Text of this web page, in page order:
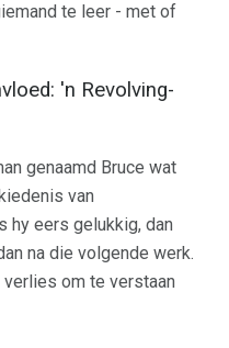
te leer - met of
'n Revolving-
genaamd Bruce wat
van
hy eers gelukkig, dan
na die volgende werk.
om te verstaan